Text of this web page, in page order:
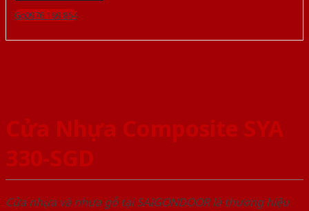
Gọi 0976.169.864
Cửa Nhựa Composite SYA
330-SGD
Cửa nhựa và nhựa gỗ tại SAIGONDOOR là thương hiệu